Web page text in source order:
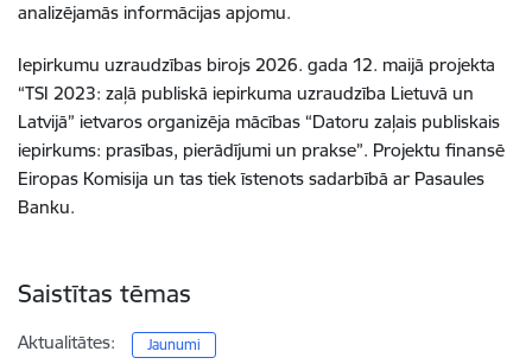
analizējamās informācijas apjomu.
Iepirkumu uzraudzības birojs 2026. gada 12. maijā projekta
“TSI 2023: zaļā publiskā iepirkuma uzraudzība Lietuvā un
Latvijā” ietvaros organizēja mācības “Datoru zaļais publiskais
iepirkums: prasības, pierādījumi un prakse”. Projektu finansē
Eiropas Komisija un tas tiek īstenots sadarbībā ar Pasaules
Banku.
Saistītas tēmas
Aktualitātes: Jaunumi